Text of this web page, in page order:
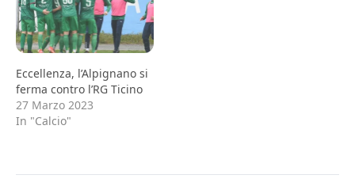
Eccellenza, l’Alpignano si
ferma contro l’RG Ticino
27 Marzo 2023
In "Calcio"